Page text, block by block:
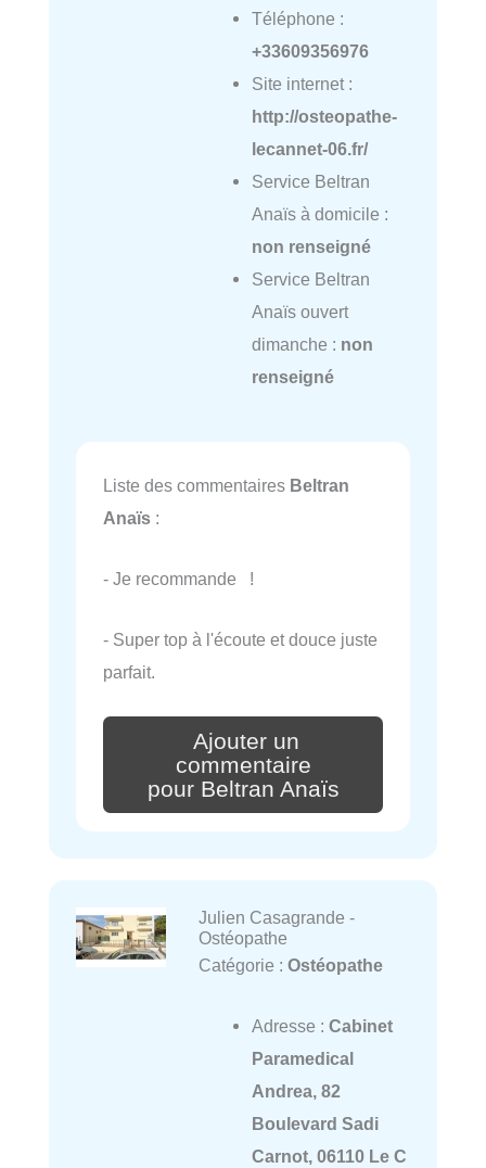
Téléphone :
+33609356976
Site internet :
http://osteopathe-
lecannet-06.fr/
Service Beltran
Anaïs à domicile :
non renseigné
Service Beltran
Anaïs ouvert
dimanche : non
renseigné
Liste des commentaires Beltran
Anaïs :
- Je recommande !
- Super top à l'écoute et douce juste
parfait.
Ajouter un
commentaire
pour Beltran Anaïs
Julien Casagrande -
Ostéopathe
Catégorie : Ostéopathe
Adresse : Cabinet
Paramedical
Andrea, 82
Boulevard Sadi
Carnot, 06110 Le C